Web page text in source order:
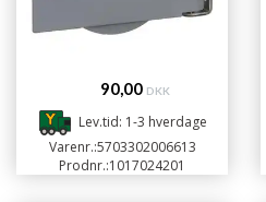
90,00 DKK
Lev.tid: 1-3 hverdage
Varenr.:5703302006613
Prodnr.:1017024201